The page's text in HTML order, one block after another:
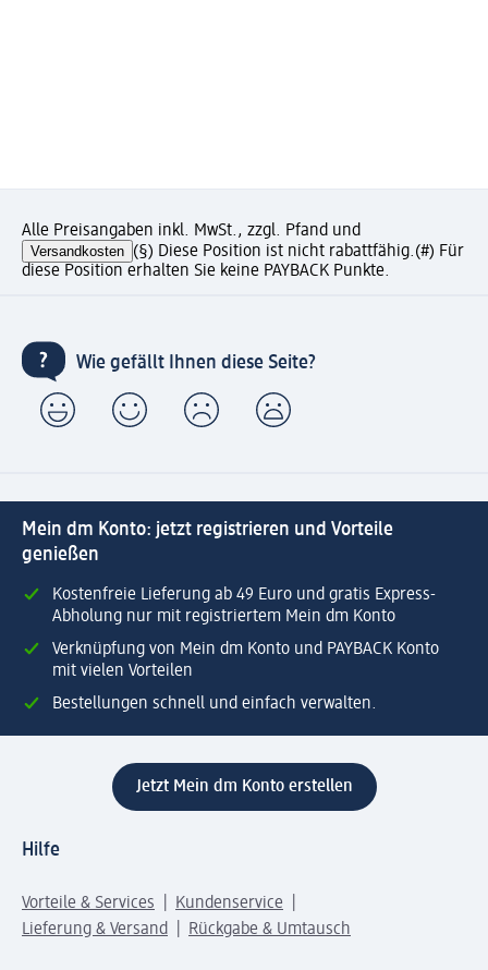
Alle Preisangaben inkl. MwSt., zzgl. Pfand und
Versandkosten (§) Diese Position ist nicht rabattfähig.(#) Für
diese Position erhalten Sie keine PAYBACK Punkte.
Wie gefällt Ihnen diese Seite?
Mein dm Konto: jetzt registrieren und Vorteile
genießen
Kostenfreie Lieferung ab 49 Euro und gratis Express-
Abholung nur mit registriertem Mein dm Konto
Verknüpfung von Mein dm Konto und PAYBACK Konto
mit vielen Vorteilen
Bestellungen schnell und einfach verwalten.
Jetzt Mein dm Konto erstellen
Hilfe
Vorteile & Services
Kundenservice
Lieferung & Versand
Rückgabe & Umtausch